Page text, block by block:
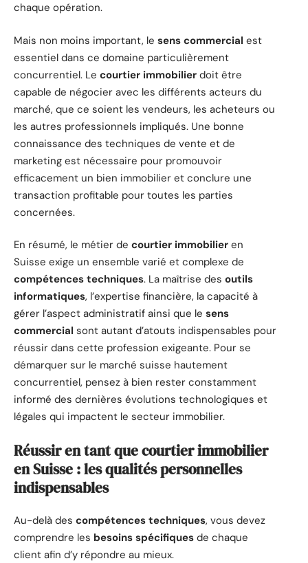
chaque opération.
Mais non moins important, le sens commercial est
essentiel dans ce domaine particulièrement
concurrentiel. Le courtier immobilier doit être
capable de négocier avec les différents acteurs du
marché, que ce soient les vendeurs, les acheteurs ou
les autres professionnels impliqués. Une bonne
connaissance des techniques de vente et de
marketing est nécessaire pour promouvoir
efficacement un bien immobilier et conclure une
transaction profitable pour toutes les parties
concernées.
En résumé, le métier de courtier immobilier en
Suisse exige un ensemble varié et complexe de
compétences techniques. La maîtrise des outils
informatiques, l’expertise financière, la capacité à
gérer l’aspect administratif ainsi que le sens
commercial sont autant d’atouts indispensables pour
réussir dans cette profession exigeante. Pour se
démarquer sur le marché suisse hautement
concurrentiel, pensez à bien rester constamment
informé des dernières évolutions technologiques et
légales qui impactent le secteur immobilier.
Réussir en tant que courtier immobilier
en Suisse : les qualités personnelles
indispensables
Au-delà des compétences techniques, vous devez
comprendre les besoins spécifiques de chaque
client afin d’y répondre au mieux.